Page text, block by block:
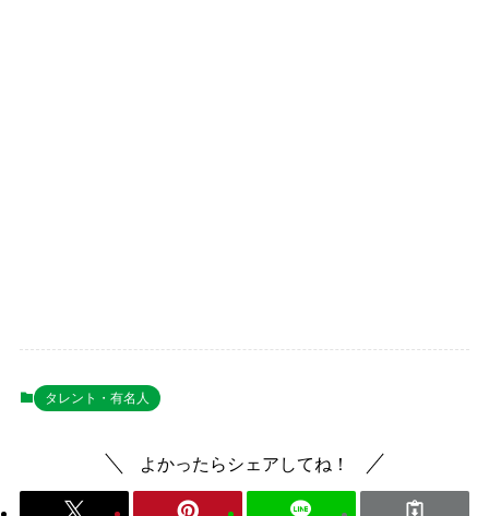
タレント・有名人
よかったらシェアしてね！